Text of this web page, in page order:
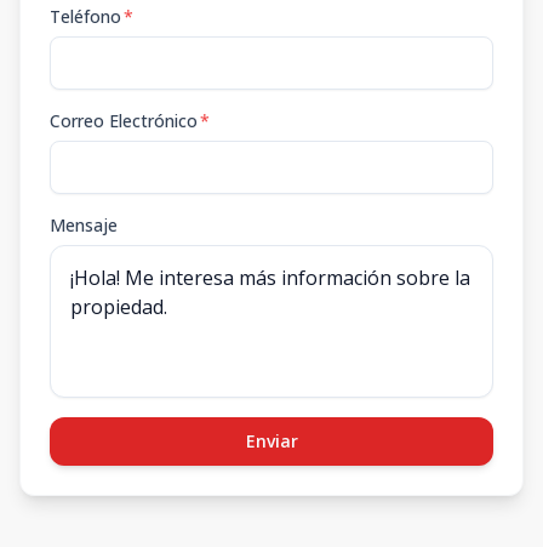
Teléfono*
Correo Electrónico*
Mensaje
Enviar